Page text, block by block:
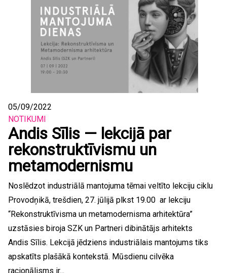
05/09/2022
NOTIKUMI
Andis Sīlis — lekcijā par
rekonstruktīvismu un
metamodernismu
Noslēdzot industriālā mantojuma tēmai veltīto lekciju ciklu
Provodņikā, trešdien, 27. jūlijā plkst 19.00 ar lekciju
“Rekonstruktīvisma un metamodernisma arhitektūra”
uzstāsies biroja SZK un Partneri dibinātājs arhitekts
Andis Sīlis. Lekcijā jēdziens industriālais mantojums tiks
apskatīts plašākā kontekstā. Mūsdienu cilvēka
racionālisms ir...